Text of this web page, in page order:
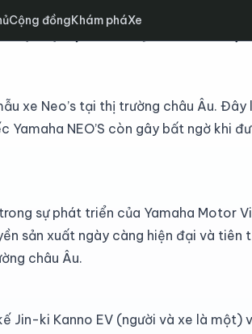
Cộng đồngKhám pháXe
lắp ráp tại nhà máy Yamaha
xe Neo’s tại thị trường châu Âu.
NEO’S còn gây bất ngờ khi
sự phát triển của Yamaha Motor
sản xuất ngày càng hiện đại và tiên
châu Âu.
Jin-ki Kanno EV (người và xe là một)